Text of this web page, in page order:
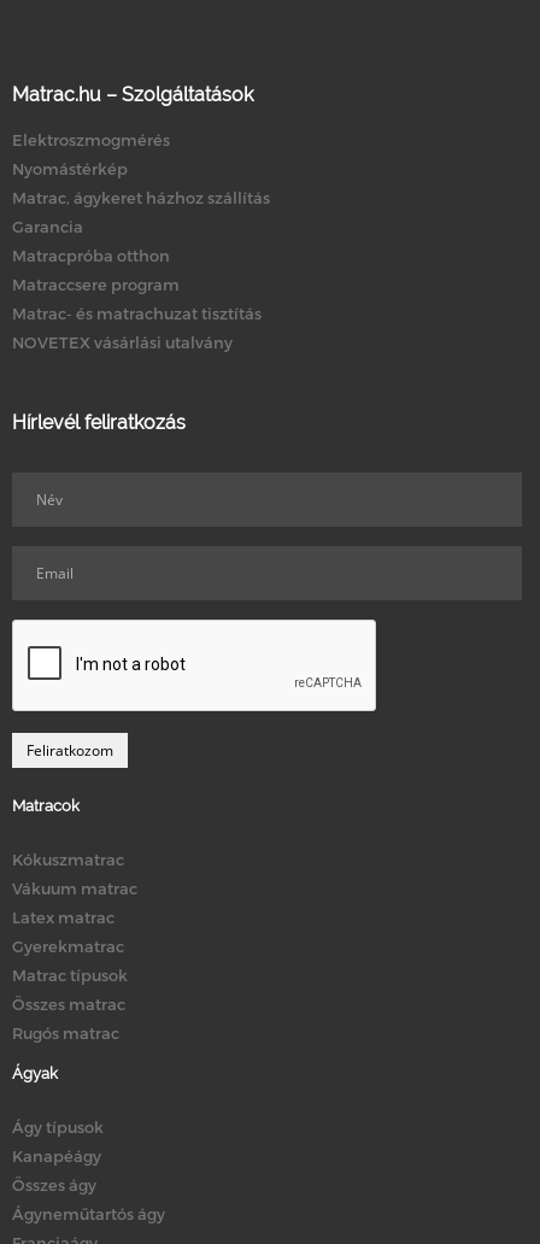
Matrac.hu – Szolgáltatások
Elektroszmogmérés
Nyomástérkép
Matrac, ágykeret házhoz szállítás
Garancia
Matracpróba otthon
Matraccsere program
Matrac- és matrachuzat tisztítás
NOVETEX vásárlási utalvány
Hírlevél feliratkozás
Matracok
Kókuszmatrac
Vákuum matrac
Latex matrac
Gyerekmatrac
Matrac típusok
Összes matrac
Rugós matrac
Ágyak
Ágy típusok
Kanapéágy
Összes ágy
Ágyneműtartós ágy